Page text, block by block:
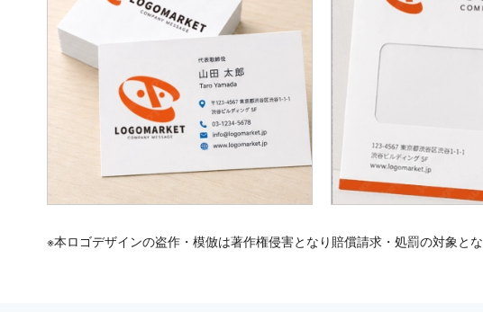
※本ロゴデザインの盗作・模倣は著作権侵害となり賠償請求・処罰の対象とな